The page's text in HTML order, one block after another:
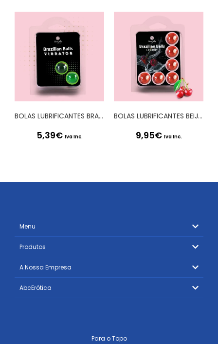
BOLAS LUBRIFICANTES BRAZILIAN BALLS SHOCK EFEITO VIBRADOR 2 x 4GR
5,39€ Iva Inc.
BOLAS LUBRIFICANTES BEIJÁVEIS BRAZILIAN BALLS SABOR A CEREJA 6 x 4GR
9,95€ Iva Inc.
Menu
Produtos
A Nossa Empresa
AbcErótica
Para o Topo